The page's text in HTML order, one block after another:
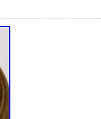
n